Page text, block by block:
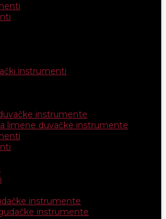
instrumenti
instrumente
limene duvačke instrumente
instrumente
instrumente